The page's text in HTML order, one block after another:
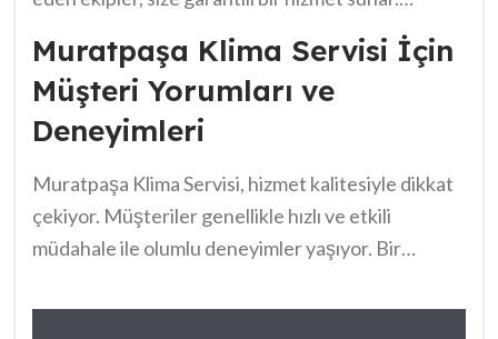
ve deneyim, sizin için büyük bir avantaj sağlar. En
doğru seçimi yapmak içinMuratpaşa Klima
Servisi telefon numarası bu nedenle dikkate
alınmalıdır.
süreci, klimanızın ömrünü
uzatır. Ayrıca, düzenli bakım yaptırmak, uzun vadeli
sorunları önler.
Muratpaşa Klima Servisi İçin
Müşteri Yorumları ve
Deneyimleri
Muratpaşa Klima Servisi, hizmet kalitesiyle dikkat
çekiyor. Müşteriler genellikle hızlı ve etkili
müdahale ile olumlu deneyimler yaşıyor. Bir
sürede yönlendirme yaptılar” şeklinde yorumda